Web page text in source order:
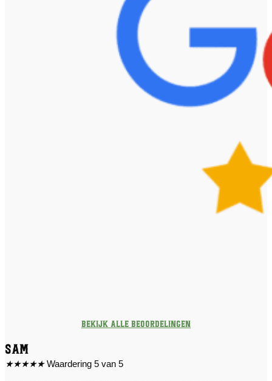
Bekijk alle beoordelingen
Sam
★★★★★ Waardering 5 van 5